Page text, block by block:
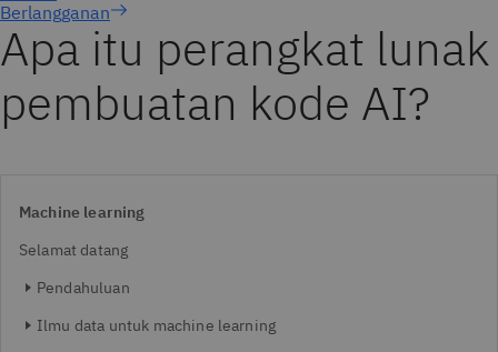
Berlangganan
Apa itu perangkat lunak
pembuatan kode AI?
Machine learning
Selamat datang
Pendahuluan
Ilmu data untuk machine learning